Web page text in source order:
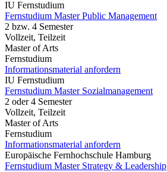
IU Fernstudium
Fernstudium Master Public Management
2 bzw. 4 Semester
Vollzeit, Teilzeit
Master of Arts
Fernstudium
Informationsmaterial anfordern
IU Fernstudium
Fernstudium Master Sozialmanagement
2 oder 4 Semester
Vollzeit, Teilzeit
Master of Arts
Fernstudium
Informationsmaterial anfordern
Europäische Fernhochschule Hamburg
Fernstudium Master Strategy & Leadership